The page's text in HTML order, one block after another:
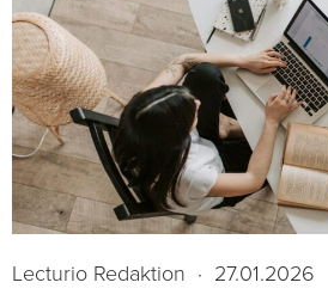
Lecturio Redaktion · 27.01.2026